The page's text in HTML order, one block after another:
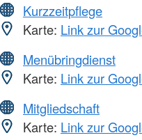
Kurzzeitpflege
Karte: Link zur
Menübringdienst
Karte: Link zur
Mitgliedschaft
Karte: Link zur